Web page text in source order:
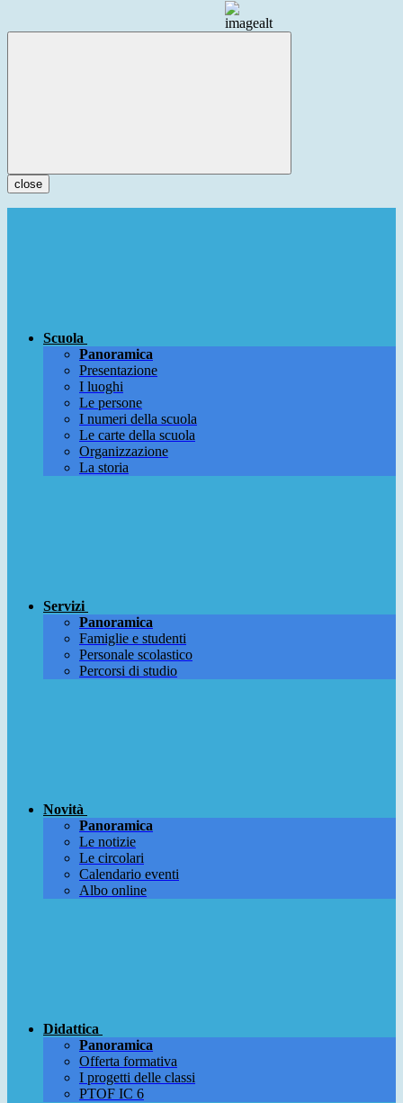
close
Scuola
Panoramica
Presentazione
I luoghi
Le persone
I numeri della scuola
Le carte della scuola
Organizzazione
La storia
Servizi
Panoramica
Famiglie e studenti
Personale scolastico
Percorsi di studio
Novità
Panoramica
Le notizie
Le circolari
Calendario eventi
Albo online
Didattica
Panoramica
Offerta formativa
I progetti delle classi
PTOF IC 6